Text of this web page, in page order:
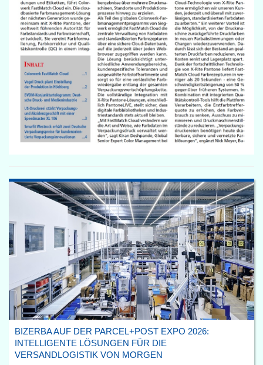
BIZERBA AUF DER PARCEL+POST EXPO 2026:
INTELLIGENTE LÖSUNGEN FÜR DIE
VERSANDLOGISTIK VON MORGEN